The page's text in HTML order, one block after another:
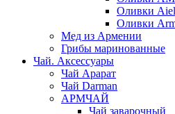
Оливки
Оливки
Мед из Армении
Грибы маринованные
Чай. Аксессуары
Чай Арарат
Чай Darman
АРМЧАЙ
Чай заварочный